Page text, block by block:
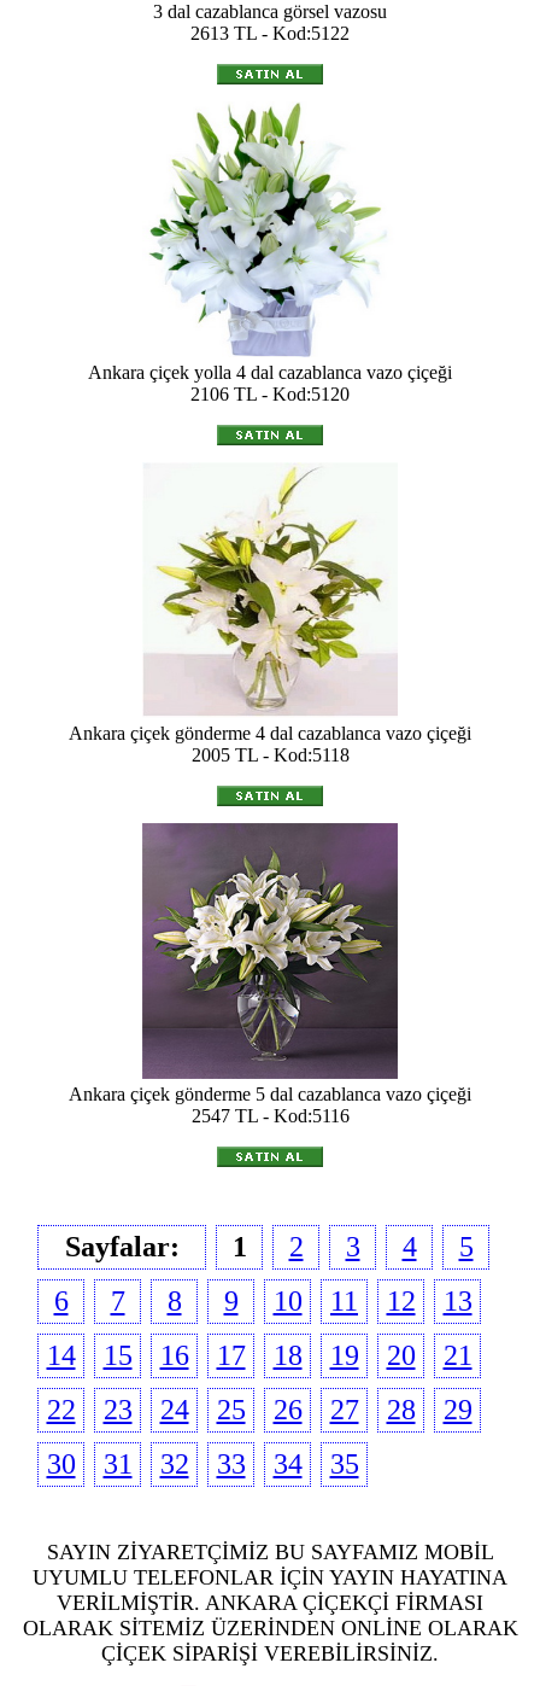
3 dal cazablanca görsel vazosu
2613 TL - Kod:5122
Ankara çiçek yolla 4 dal cazablanca vazo çiçeği
2106 TL - Kod:5120
Ankara çiçek gönderme 4 dal cazablanca vazo çiçeği
2005 TL - Kod:5118
Ankara çiçek gönderme 5 dal cazablanca vazo çiçeği
2547 TL - Kod:5116
Sayfalar: 1 2 3 4
5
6
7 8 9 10 11 12
13
14
15 16 17 18 19 20
21
22
23 24 25 26 27 28
29
30
31 32 33 34 35
SAYIN ZİYARETÇİMİZ BU SAYFAMIZ MOBİL
UYUMLU TELEFONLAR İÇİN YAYIN HAYATINA
VERİLMİŞTİR. ANKARA ÇİÇEKÇİ FİRMASI
OLARAK SİTEMİZ ÜZERİNDEN ONLİNE OLARAK
ÇİÇEK SİPARİŞİ VEREBİLİRSİNİZ.